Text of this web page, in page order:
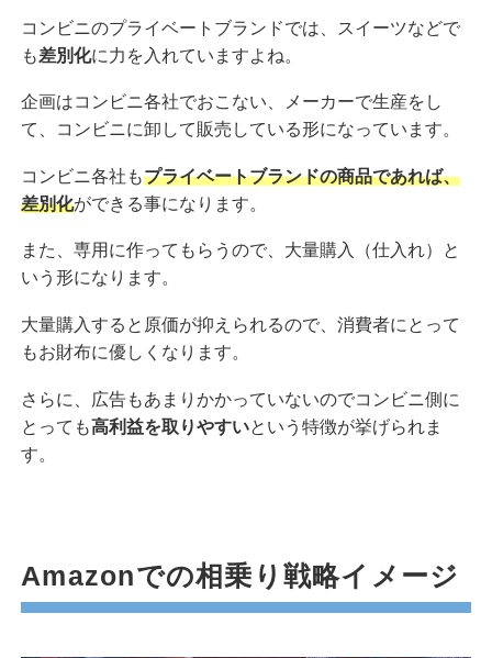
コンビニのプライベートブランドでは、スイーツなどで
も差別化に力を入れていますよね。
企画はコンビニ各社でおこない、メーカーで生産をし
て、コンビニに卸して販売している形になっています。
コンビニ各社もプライベートブランドの商品であれば、
差別化ができる事になります。
また、専用に作ってもらうので、大量購入（仕入れ）と
いう形になります。
大量購入すると原価が抑えられるので、消費者にとって
もお財布に優しくなります。
さらに、広告もあまりかかっていないのでコンビニ側に
とっても高利益を取りやすいという特徴が挙げられま
す。
Amazonでの相乗り戦略イメージ